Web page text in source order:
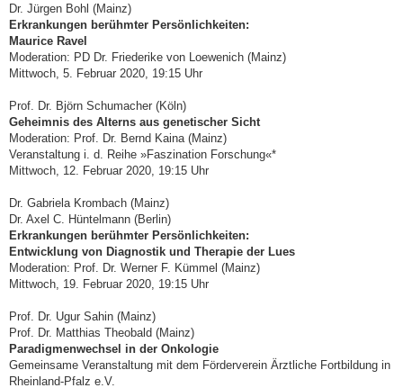
Dr. Jürgen Bohl (Mainz)
Erkrankungen berühmter Persönlichkeiten:
Maurice Ravel
Moderation: PD Dr. Friederike von Loewenich (Mainz)
Mittwoch, 5. Februar 2020, 19:15 Uhr
Prof. Dr. Björn Schumacher (Köln)
Geheimnis des Alterns aus genetischer Sicht
Moderation: Prof. Dr. Bernd Kaina (Mainz)
Veranstaltung i. d. Reihe »Faszination Forschung«*
Mittwoch, 12. Februar 2020, 19:15 Uhr
Dr. Gabriela Krombach (Mainz)
Dr. Axel C. Hüntelmann (Berlin)
Erkrankungen berühmter Persönlichkeiten:
Entwicklung von Diagnostik und Therapie der Lues
Moderation: Prof. Dr. Werner F. Kümmel (Mainz)
Mittwoch, 19. Februar 2020, 19:15 Uhr
Prof. Dr. Ugur Sahin (Mainz)
Prof. Dr. Matthias Theobald (Mainz)
Paradigmenwechsel in der Onkologie
Gemeinsame Veranstaltung mit dem Förder­ver­ein Ärztliche Fortbildung in
Rheinland-Pfalz e.V.